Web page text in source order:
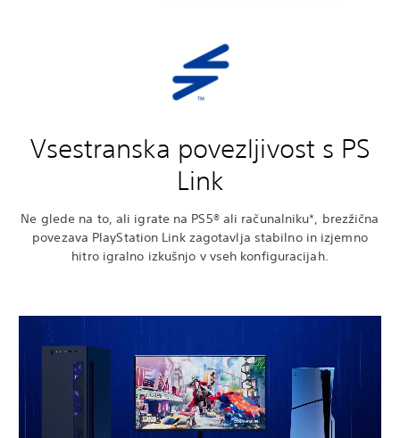
Vsestranska povezljivost s PS
Link
Ne glede na to, ali igrate na PS5® ali računalniku*, brezžična
povezava PlayStation Link zagotavlja stabilno in izjemno
hitro igralno izkušnjo v vseh konfiguracijah.